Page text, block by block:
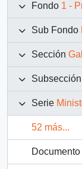
Fondo 1 -
Sub Fondo
Sección
Subsección
Serie
52 más...
Documento